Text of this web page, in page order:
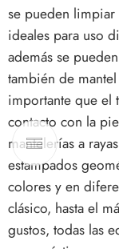
se pueden
ideales para uso
además se
también de
importante que el
contacto con la
mantelerías a
estampados
colores y en
clásico, hasta el
gustos, todas las